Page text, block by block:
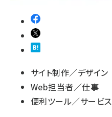
サイト制作／デザイン
Web担当者／仕事
便利ツール／サービス